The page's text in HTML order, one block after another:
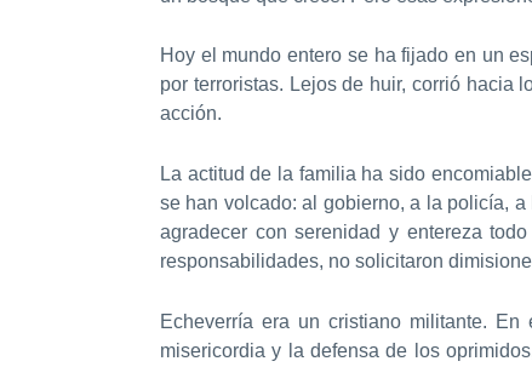
Hoy el mundo entero se ha fijado en un
por terroristas. Lejos de huir, corrió hacia
acción.
La actitud de la familia ha sido
se han volcado: al gobierno, a la policía,
agradecer con serenidad y entereza
responsabilidades, no solicitaron
Echeverría era un cristiano militante.
misericordia y la defensa de los